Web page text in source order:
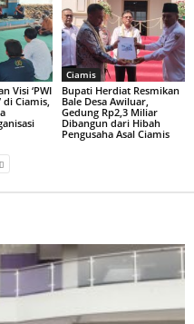
Visi ‘PWI
di Ciamis,
Ciamis
Bupati Herdiat Resmikan
Bale Desa Awiluar,
Gedung Rp2,3 Miliar
Dibangun dari Hibah
Pengusaha Asal Ciamis